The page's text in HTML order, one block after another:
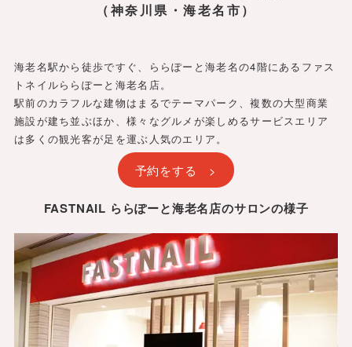
（神奈川県・海老名市）
海老名駅から徒歩ですぐ、ららぽーと海老名の4階にあるファス
トネイルららぽーと海老名店。
駅前のカラフルな建物はまるでテーマパーク、複数の大型商業
施設が建ち並ぶほか、様々なグルメが楽しめるサービスエリア
は多くの観光客が足を運ぶ人気のエリア。
予約をする >
FASTNAIL ららぽーと海老名店のサロンの様子